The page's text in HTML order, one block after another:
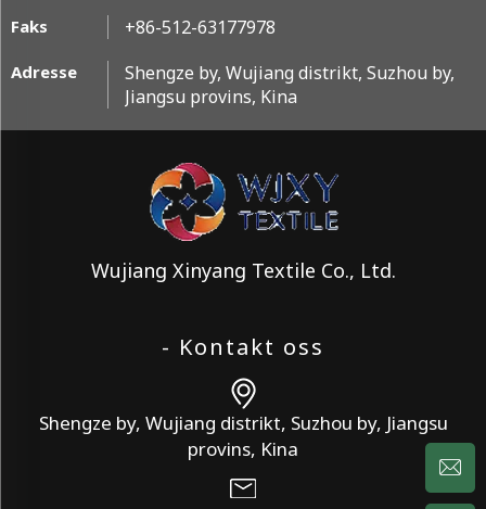
Faks +86-512-63177978
Adresse
Shengze by, Wujiang distrikt, Suzhou by,
Jiangsu provins, Kina
Wujiang Xinyang Textile Co., Ltd.
- Kontakt oss
Shengze by, Wujiang distrikt, Suzhou by, Jiangsu
provins, Kina